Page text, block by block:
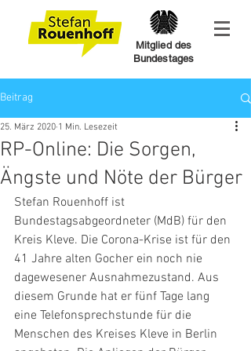
Mitglied des
Bundestages
Beitrag
RP-Online: Die Sorgen,
Ängste und Nöte der Bürger
25. März 2020 1 Min. Lesezeit
Stefan Rouenhoff ist
Bundestagsabgeordneter (MdB) für den
Kreis Kleve. Die Corona-Krise ist für den
41 Jahre alten Gocher ein noch nie
dagewesener Ausnahmezustand. Aus
diesem Grunde hat er fünf Tage lang
eine Telefonsprechstunde für die
Menschen des Kreises Kleve in Berlin